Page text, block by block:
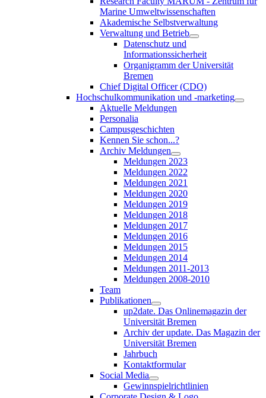
Marine Umweltwissenschaften
Akademische Selbstverwaltung
Verwaltung und Betrieb
Datenschutz und
Informationssicherheit
Organigramm der Universität
Bremen
Chief Digital Officer (CDO)
Hochschulkommunikation und -marketing
Aktuelle Meldungen
Personalia
Campusgeschichten
Kennen Sie schon...?
Archiv Meldungen
Meldungen 2023
Meldungen 2022
Meldungen 2021
Meldungen 2020
Meldungen 2019
Meldungen 2018
Meldungen 2017
Meldungen 2016
Meldungen 2015
Meldungen 2014
Meldungen 2011-2013
Meldungen 2008-2010
Team
Publikationen
up2date. Das Onlinemagazin der
Universität Bremen
Archiv der update. Das Magazin der
Universität Bremen
Jahrbuch
Kontaktformular
Social Media
Gewinnspielrichtlinien